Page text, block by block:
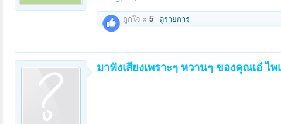
ถูกใจ x 5 ดูรายการ
มาฟังเสียงเพราะๆ หวานๆ ของคุณเอ๋ ไ